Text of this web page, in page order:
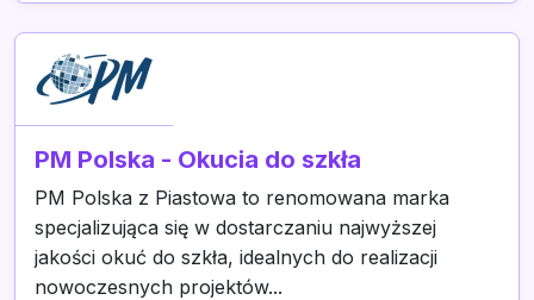
PM Polska - Okucia do szkła
PM Polska z Piastowa to renomowana marka
specjalizująca się w dostarczaniu najwyższej
jakości okuć do szkła, idealnych do realizacji
nowoczesnych projektów...